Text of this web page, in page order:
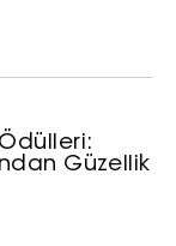
Güzellik